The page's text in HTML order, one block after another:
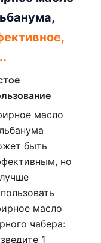
масло
быть
но
масло
чабера:
1